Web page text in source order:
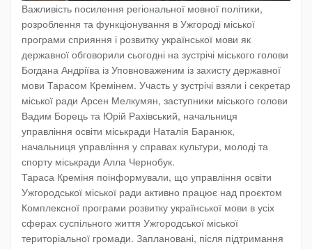
Важливість посилення регіональної мовної політики,
розроблення та функціонування в Ужгороді міської
програми сприяння і розвитку української мови як
державної обговорили сьогодні на зустрічі міського голови
Богдана Андріїва із Уповноваженим із захисту державної
мови Тарасом Кремінем. Участь у зустрічі взяли і секретар
міської ради Арсен Мелкумян, заступники міського голови
Вадим Борець та Юрій Рахівський, начальниця
управління освіти міськради Наталія Баранюк,
начальниця управління у справах культури, молоді та
спорту міськради Алла Чернобук.
Тараса Креміня поінформували, що управління освіти
Ужгородської міської ради активно працює над проєктом
Комплексної програми розвитку української мови в усіх
сферах суспільного життя Ужгородської міської
територіальної громади. Заплановані, після підтримання